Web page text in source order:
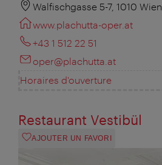
Walfischgasse 5-7, 1010 Wien
www.plachutta-oper.at
+43 1 512 22 51
oper@plachutta.at
Horaires d'ouverture
Restaurant Vestibül
AJOUTER UN FAVORI